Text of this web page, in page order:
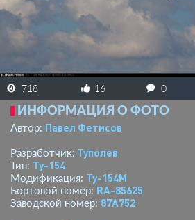
ЗАРЕГИСТРИРОВАТЬСЯ
718 16 0
ИНФОРМАЦИЯ О ФОТО
Автор: Павел Фетисов
Разработчик: Туполев
Тип: Ту-154
Модификация: Ту-154М
Бортовой номер: RA-85625
Заводской номер: 87A752